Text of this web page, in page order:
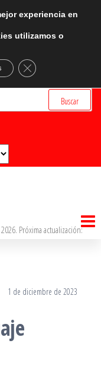
Próxima actualización:
1 de diciembre de 2023
experiencia en
utilizamos o
Cerrar el banner